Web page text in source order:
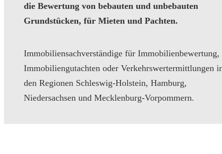
die Bewertung von bebauten und unbebauten
Grundstücken, für Mieten und Pachten.
Immobiliensachverständige für Immobilienbewertung,
Immobiliengutachten oder Verkehrswertermittlungen
den Regionen Schleswig-Holstein, Hamburg,
Niedersachsen und Mecklenburg-Vorpommern.